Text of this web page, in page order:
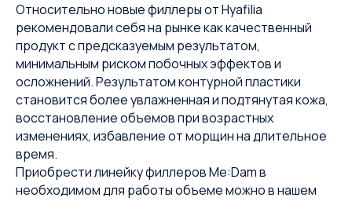
Относительно новые филлеры от Hyafilia
рекомендовали себя на рынке как качественный
продукт с предсказуемым результатом,
минимальным риском побочных эффектов и
осложнений. Результатом контурной пластики
становится более увлажненная и подтянутая кожа,
восстановление объемов при возрастных
изменениях, избавление от морщин на длительное
время.
Приобрести линейку филлеров Me:Dam в
необходимом для работы объеме можно в нашем